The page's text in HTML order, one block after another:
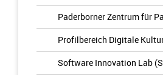
Paderborner Zentrum für
Profilbereich Digitale
Software Innovation Lab